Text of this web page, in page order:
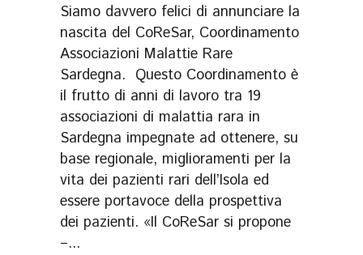
Siamo davvero felici di annunciare la
nascita del CoReSar, Coordinamento
Associazioni Malattie Rare
Sardegna. Questo Coordinamento è
il frutto di anni di lavoro tra 19
associazioni di malattia rara in
Sardegna impegnate ad ottenere, su
base regionale, miglioramenti per la
vita dei pazienti rari dell’Isola ed
essere portavoce della prospettiva
dei pazienti. «Il CoReSar si propone
–...